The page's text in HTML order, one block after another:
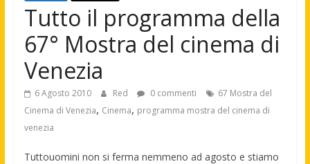
moda
maschile
Tutto il programma della
67° Mostra del cinema di
Venezia
6 Agosto 2010 Red 0 commenti
67 Mostra del
Cinema di Venezia, Cinema, programma mostra del cinema di
venezia
Tuttouomini non si ferma nemmeno ad agosto e stiamo